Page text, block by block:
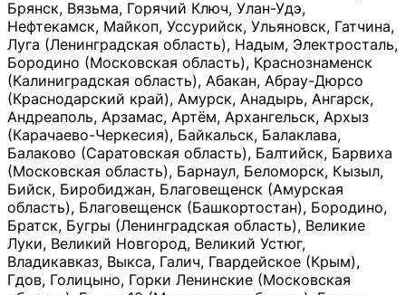
Брянск, Вязьма, Горячий Ключ, Улан-Удэ,
Нефтекамск, Майкоп, Уссурийск, Ульяновск, Гатчина,
Луга (Ленинградская область), Надым, Электросталь,
Бородино (Московская область), Краснознаменск
(Калиниградская область), Абакан, Абрау-Дюрсо
(Краснодарский край), Амурск, Анадырь, Ангарск,
Андреаполь, Арзамас, Артём, Архангельск, Архыз
(Карачаево-Черкесия), Байкальск, Балаклава,
Балаково (Саратовская область), Балтийск, Барвиха
(Московская область), Барнаул, Беломорск, Кызыл,
Бийск, Биробиджан, Благовещенск (Амурская
область), Благовещенск (Башкортостан), Бородино,
Братск, Бугры (Ленинградская область), Великие
Луки, Великий Новгород, Великий Устюг,
Владикавказ, Выкса, Галич, Гвардейское (Крым),
Гдов, Голицыно, Горки Ленинские (Московская